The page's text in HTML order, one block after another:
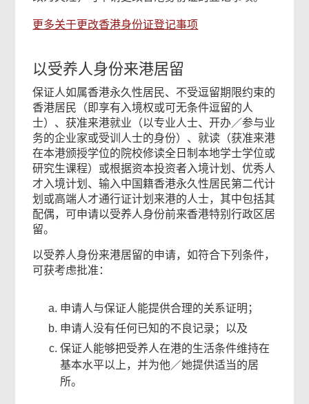
更多关于更改香港身份证登记事项
以受养人身份来港居留
保证人如属香港永久性居民、不受逗留期限约束的
香港居民（即享有入境权或可无条件逗留的人
士）、获准来港就业（以专业人士、开办／参与业
务的企业家或受训人士的身份）、就读（获准来港
在本港颁授学位的院校修读全日制本地学士学位或
研究生课程）或根据资本投资者入境计划、优秀人
才入境计划、输入中国籍香港永久性居民第二代计
划或高端人才通行证计划来港的人士，其中包括其
配偶，可申请以受养人身份前来香港特别行政区居
留。
以受养人身份来港居留的申请，如符合下列条件，
可获考虑批准：
申请人与保证人能提供合理的关系证明；
申请人没有任何已知的不良记录；以及
保证人能够把受养人在港的生活条件维持在
基本水平以上，并为他／她提供适当的居
所。